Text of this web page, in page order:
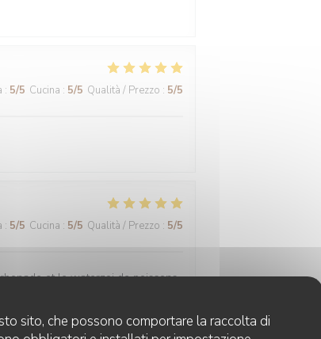
sito, che possono comportare la raccolta di
: 5/5 Cucina : 5/5 Qualità / Prezzo : 5/5
: 5/5 Cucina : 5/5 Qualità / Prezzo : 5/5
et le waterzoi de poissons